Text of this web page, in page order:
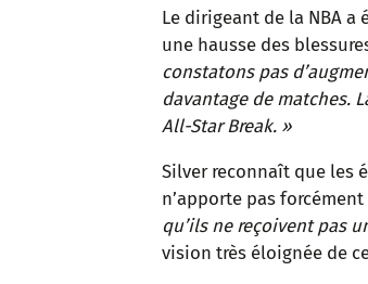
Le dirigeant de la NBA
une hausse des
constatons pas
davantage de matches.
All-Star Break. »
Silver reconnaît que les
n’apporte pas
qu’ils ne reçoivent pas
vision très éloignée de